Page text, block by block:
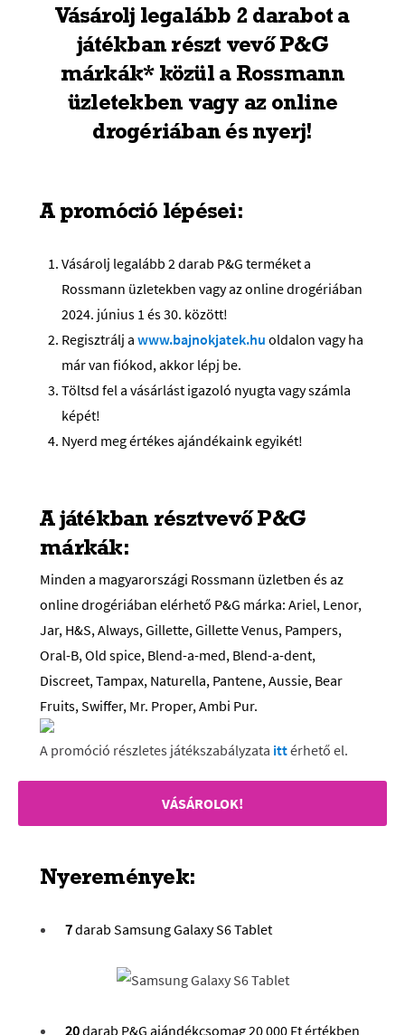
Vásárolj legalább 2 darabot a
játékban részt vevő P&G
márkák* közül a Rossmann
üzletekben vagy az online
drogériában és nyerj!
A promóció lépései:
Vásárolj legalább 2 darab P&G terméket a
Rossmann üzletekben vagy az online drogériában
2024. június 1 és 30. között!
Regisztrálj a www.bajnokjatek.hu oldalon vagy ha
már van fiókod, akkor lépj be.
Töltsd fel a vásárlást igazoló nyugta vagy számla
képét!
Nyerd meg értékes ajándékaink egyikét!
A játékban résztvevő P&G
márkák:
Minden a magyarországi Rossmann üzletben és az
online drogériában elérhető P&G márka: Ariel, Lenor,
Jar, H&S, Always, Gillette, Gillette Venus, Pampers,
Oral-B, Old spice, Blend-a-med, Blend-a-dent,
Discreet, Tampax, Naturella, Pantene, Aussie, Bear
Fruits, Swiffer, Mr. Proper, Ambi Pur.
A promóció részletes játékszabályzata ittérhető el.
VÁSÁROLOK!
Nyeremények:
7darab Samsung Galaxy S6 Tablet
20darab P&G ajándékcsomag 20 000 Ft értékben